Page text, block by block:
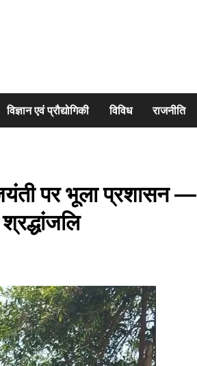
विज्ञान एवं प्रौद्योगिकी विविध राजनीति
पर भूला प्रशासन —